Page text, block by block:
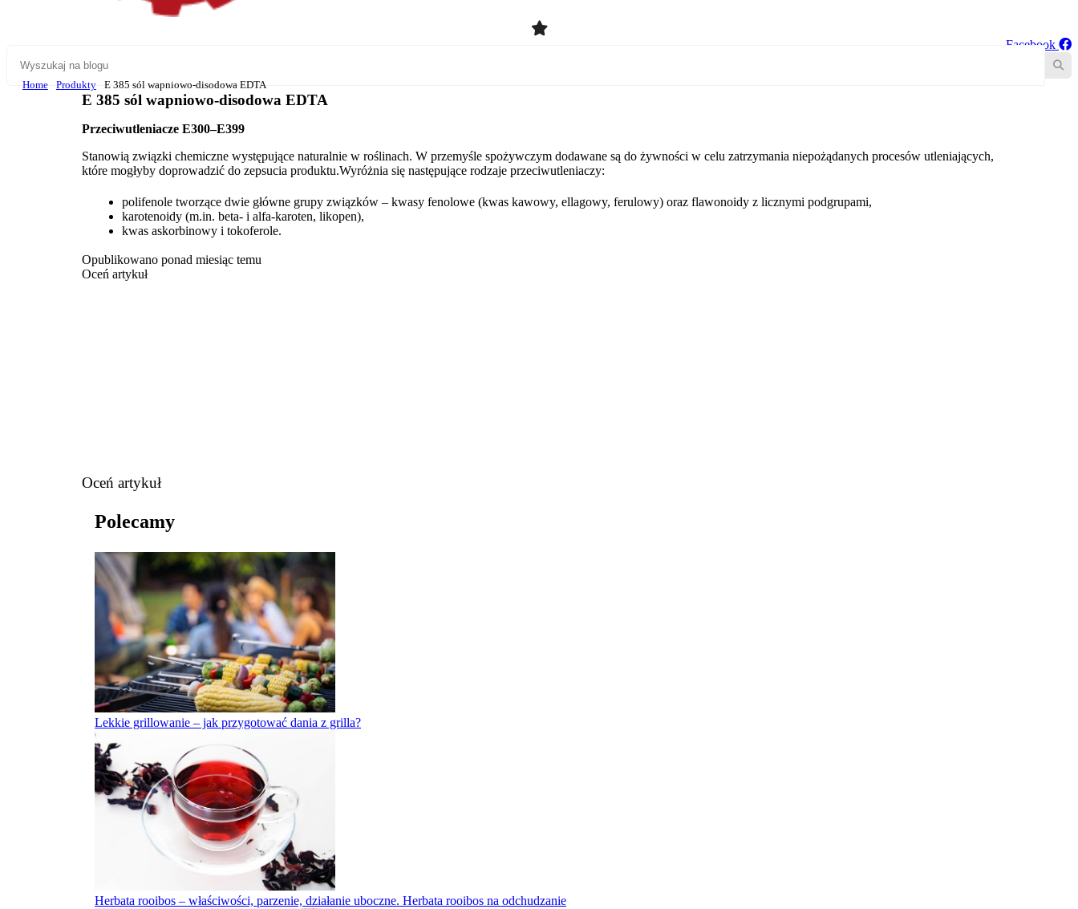
Facebook
Home Produkty E 385 sól wapniowo-disodowa EDTA
E 385 sól wapniowo-disodowa EDTA
Przeciwutleniacze E300–E399
Stanowią związki chemiczne występujące naturalnie w roślinach. W przemyśle spożywczym dodawane są do żywności w celu zatrzymania niepożądanych procesów utleniających,
które mogłyby doprowadzić do zepsucia produktu.Wyróżnia się następujące rodzaje przeciwutleniaczy:
polifenole tworzące dwie główne grupy związków – kwasy fenolowe (kwas kawowy, ellagowy, ferulowy) oraz flawonoidy z licznymi podgrupami,
karotenoidy (m.in. beta- i alfa-karoten, likopen),
kwas askorbinowy i tokoferole.
Opublikowano ponad miesiąc temu
Oceń artykuł
Oceń artykuł
Polecamy
Lekkie grillowanie – jak przygotować dania z grilla?
Herbata rooibos – właściwości, parzenie, działanie uboczne. Herbata rooibos na odchudzanie